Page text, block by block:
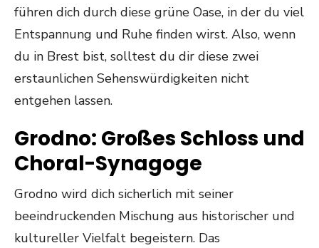
führen dich durch diese grüne Oase, in der du viel
Entspannung und Ruhe finden wirst. Also, wenn
du in Brest bist, solltest du dir diese zwei
erstaunlichen Sehenswürdigkeiten nicht
entgehen lassen.
Grodno: Großes Schloss und
Choral-Synagoge
Grodno wird dich sicherlich mit seiner
beeindruckenden Mischung aus historischer und
kultureller Vielfalt begeistern. Das